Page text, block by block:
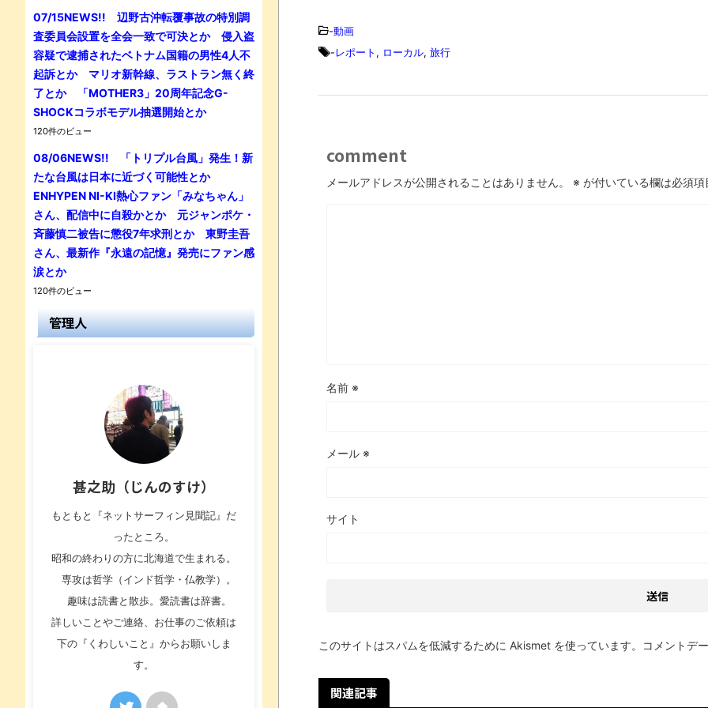
-動画
-レポート , ローカル, 旅行
comment
メールアドレスが公開されることはありません。 ※ が付いている欄は必須項
名前 ※
メール ※
サイト
このサイトはスパムを低減するために Akismet を使っています。 コメントデ
関連記事
07/15NEWS!! 辺野古沖転覆事故の特別調
査委員会設置を全会一致で可決とか 侵入盗
容疑で逮捕されたベトナム国籍の男性4人不
起訴とか マリオ新幹線、ラストラン無く終
了とか 「MOTHER3」20周年記念G-
SHOCKコラボモデル抽選開始とか
120件のビュー
08/06NEWS!! 「トリプル台風」発生！新
たな台風は日本に近づく可能性とか
ENHYPEN NI-KI熱心ファン「みなちゃん」
さん、配信中に自殺かとか 元ジャンポケ・
斉藤慎二被告に懲役7年求刑とか 東野圭吾
さん、最新作『永遠の記憶』発売にファン感
涙とか
120件のビュー
管理人
甚之助（じんのすけ）
もともと『ネットサーフィン見聞記』だ
ったところ。
昭和の終わりの方に北海道で生まれる。
専攻は哲学（インド哲学・仏教学）。
趣味は読書と散歩。愛読書は辞書。
詳しいことやご連絡、お仕事のご依頼は
下の『くわしいこと』からお願いしま
す。